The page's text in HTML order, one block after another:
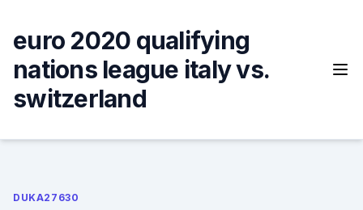
content
euro 2020 qualifying
nations league italy vs.
switzerland
DUKA27630